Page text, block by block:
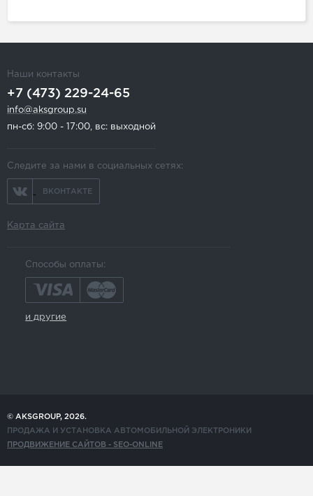
Наши контакты
+7 (473) 229-24-65
info@aksgroup.su
пн-сб: 9:00 - 17:00, вс: выходной
Следите за нами в социальных сетях:
ВКОНТАКТЕ
Карта сайта
Способы оплаты:
и другие
© AKSGROUP, 2026.
ПРОДАЖА И УСТАНОВКА АВТОМОБИЛЬНОЙ ЭЛЕКТРОНИКИ
ПРОДВИЖЕНИЕ САЙТОВ - SEO-ONLINE